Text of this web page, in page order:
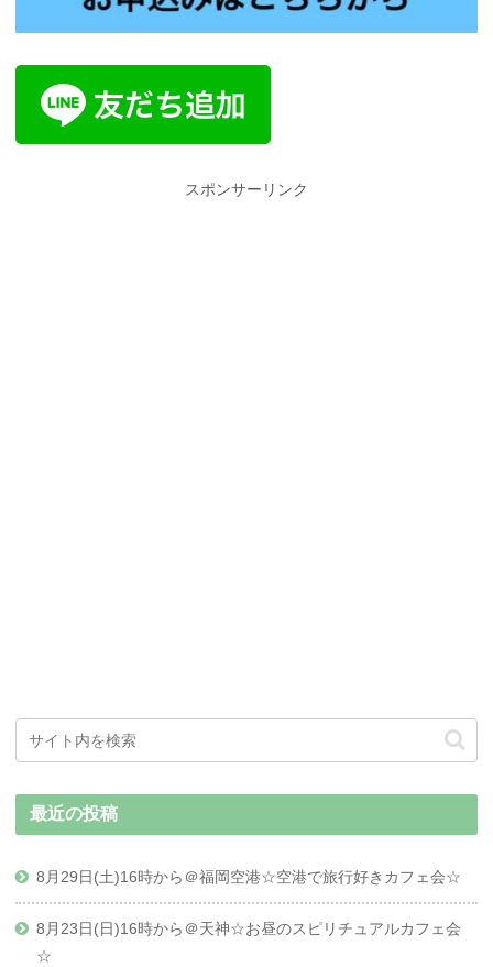
スポンサーリンク
最近の投稿
8月29日(土)16時から＠福岡空港☆空港で旅行好きカフェ会☆
8月23日(日)16時から＠天神☆お昼のスピリチュアルカフェ会
☆